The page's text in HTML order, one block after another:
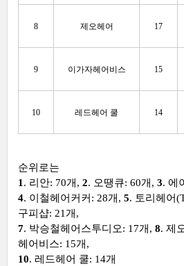
8 제오헤어 17
9 이가자헤어비스 15
10 레드헤어 쿨 14
순위로는
1 . 리안: 70개, 2. 오땡큐: 60개, 3. 에
4. 이철헤어커커: 28개, 5. 토리헤어
구피샵: 21개,
7. 박승철헤어스투디오: 17개, 8. 제
헤어비스: 15개,
10. 레드헤어 쿨: 14개